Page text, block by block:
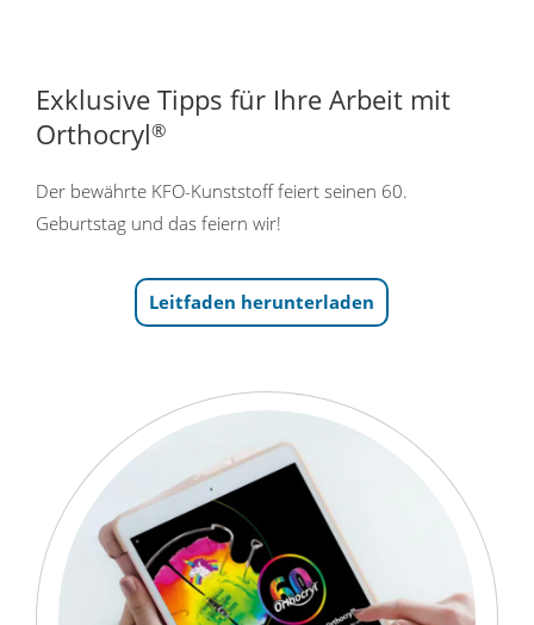
Exklusive Tipps für Ihre Arbeit mit
Orthocryl®
Der bewährte KFO-Kunststoff feiert seinen 60.
Geburtstag und das feiern wir!
Leitfaden herunterladen